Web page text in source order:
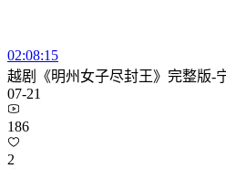
02:08:15
越剧《明州女子尽封王》完整版-
07-21
186
2